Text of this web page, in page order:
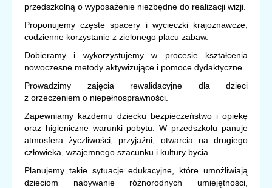
przedszkolną o wyposażenie niezbędne do realizacji wizji.
Proponujemy częste spacery i wycieczki krajoznawcze,
codzienne korzystanie z zielonego placu zabaw.
Dobieramy i wykorzystujemy w procesie kształcenia
nowoczesne metody aktywizujące i pomoce dydaktyczne.
Prowadzimy zajęcia rewalidacyjne dla dzieci
z orzeczeniem o niepełnosprawności.
Zapewniamy każdemu dziecku bezpieczeństwo i opiekę
oraz higieniczne warunki pobytu. W przedszkolu panuje
atmosfera życzliwości, przyjaźni, otwarcia na drugiego
człowieka, wzajemnego szacunku i kultury bycia.
Planujemy takie sytuacje edukacyjne, które umożliwiają
dzieciom nabywanie różnorodnych umiejętności,